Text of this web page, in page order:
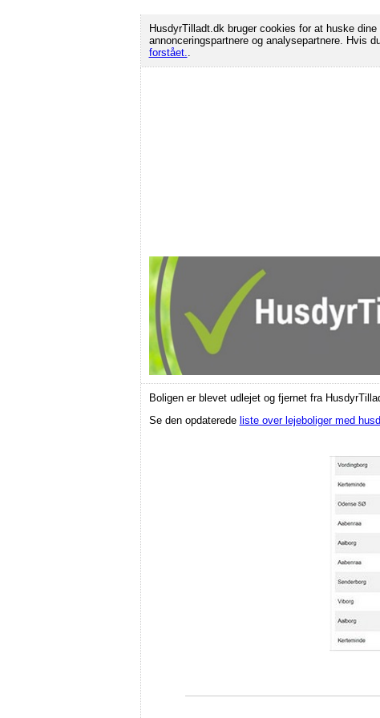
HusdyrTilladt.dk bruger cookies for at huske
annonceringspartnere og analysepartnere. Hvis
forstået..
Boligen er blevet udlejet og fjernet fra
Se den opdaterede liste over lejeboliger med